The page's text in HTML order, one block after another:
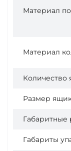
Материал
Материал
Количество
Размер
Габаритные
Габариты